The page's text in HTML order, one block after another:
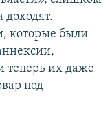
доходят.
которые были
теперь их даже
под